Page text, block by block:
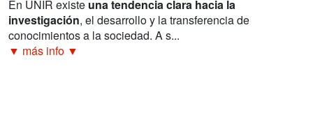
En UNIR existe una tendencia clara hacia la
investigación, el desarrollo y la transferencia de
conocimientos a la sociedad. A s...
▼ más info ▼